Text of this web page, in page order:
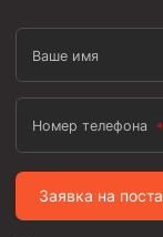
Муфта ОТТМ
Муфта ОТТМ
Муфта ОТТМ
Муфта ОТТГ 168
Муфта ОТТГ
Ваше имя
Номер телефона
Заявка на